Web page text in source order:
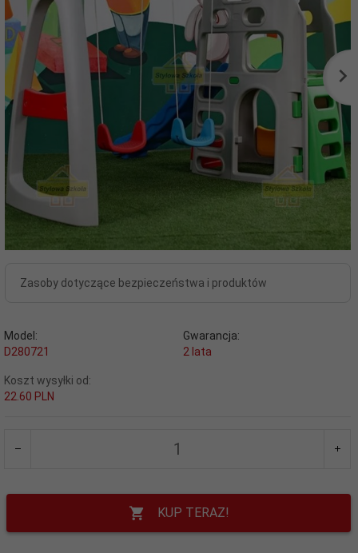
Zasoby dotyczące bezpieczeństwa i produktów
Model:
D280721
Gwarancja:
2 lata
Koszt wysyłki od:
22.60 PLN
KUP TERAZ!